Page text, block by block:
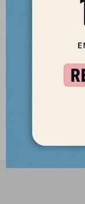
Casco Eight Ball
L/XL